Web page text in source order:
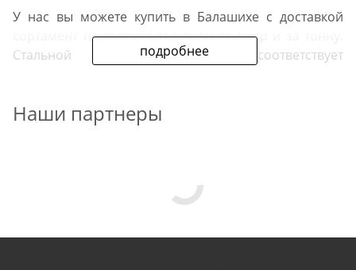
подробнее
У нас вы можете купить в Балашихе с доставкой
сортамент по выгодным ценам за метр и за тонну.
Стальной прокат в продаже соответствует
Преимущества нашего
Мы предлагаем черную профильную трубу
прямоугольного сечения. Размеры проката в
Наши партнеры